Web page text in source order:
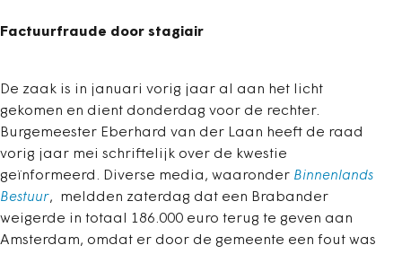
Factuurfraude door stagiair
De zaak is in januari vorig jaar al aan het licht
gekomen en dient donderdag voor de rechter.
Burgemeester Eberhard van der Laan heeft de raad
vorig jaar mei schriftelijk over de kwestie
geïnformeerd. Diverse media, waaronder Binnenlands
Bestuur, meldden zaterdag dat een Brabander
weigerde in totaal 186.000 euro terug te geven aan
Amsterdam, omdat er door de gemeente een fout was